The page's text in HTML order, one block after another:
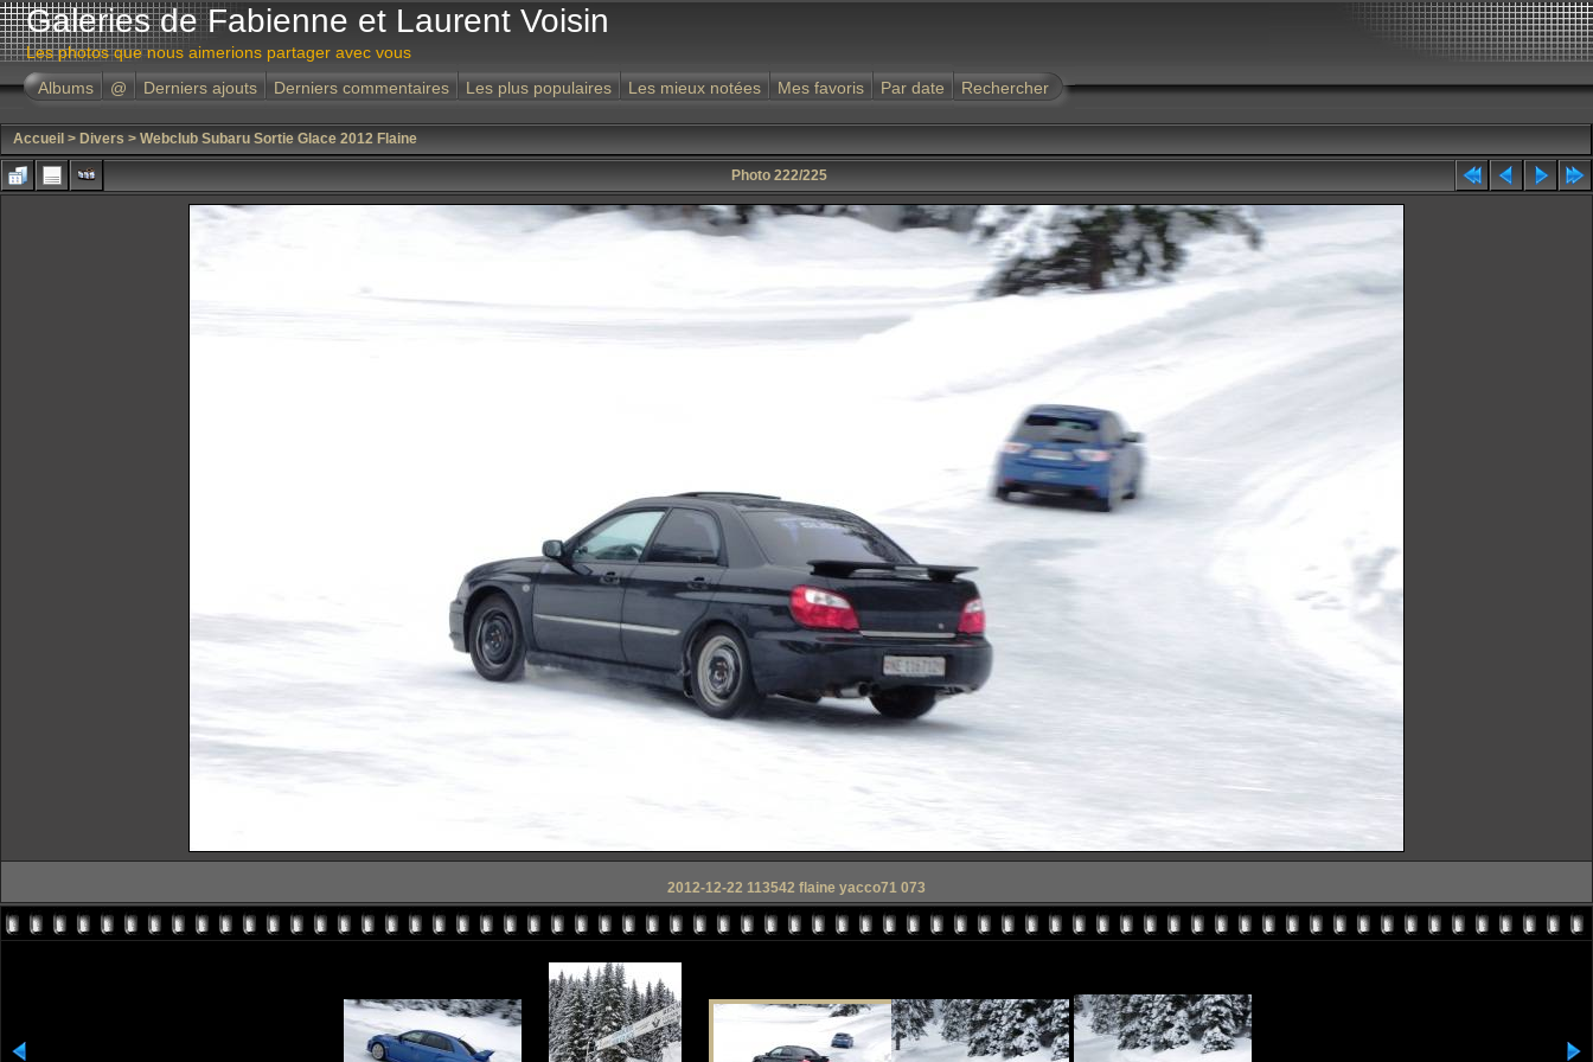
Galeries de Fabienne et Laurent Voisin
Les photos que nous aimerions partager avec vous
Albums
@ Derniers ajouts Derniers commentaires Les plus populaires Les mieux notées Mes favoris Par date Rechercher
Accueil > Divers > Webclub Subaru Sortie Glace 2012 Flaine
Photo 222/225
2012-12-22 113542 flaine yacco71 073